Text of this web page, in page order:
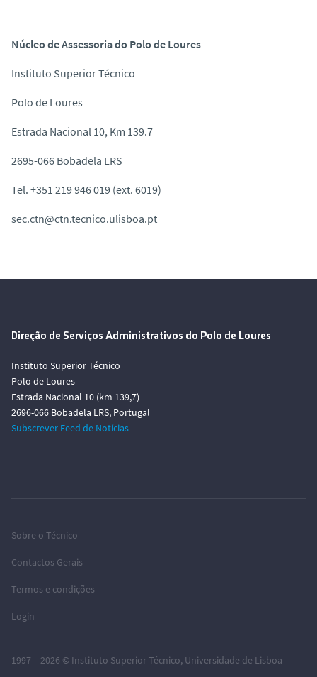
Núcleo de Assessoria do Polo de Loures
Instituto Superior Técnico
Polo de Loures
Estrada Nacional 10, Km 139.7
2695-066 Bobadela LRS
Tel. +351 219 946 019 (ext. 6019)
sec.ctn@ctn.tecnico.ulisboa.pt
Direção de Serviços Administrativos do Polo de Loures
Instituto Superior Técnico
Polo de Loures
Estrada Nacional 10 (km 139,7)
2696-066 Bobadela LRS, Portugal
Subscrever Feed de Notícias
Sobre o Técnico
Contactos Gerais
Termos e condições
Login
1997 – 2026 © Instituto Superior Técnico, Universidade de Lisboa